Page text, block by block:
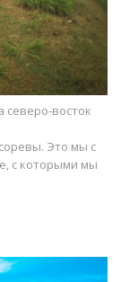
северо-восток
Это мы с
с которыми мы